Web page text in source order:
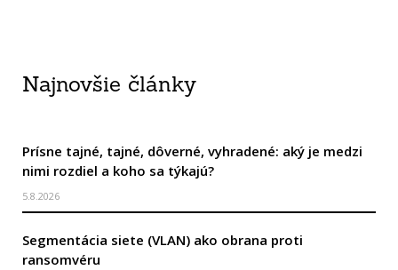
Najnovšie články
Prísne tajné, tajné, dôverné, vyhradené: aký je medzi
nimi rozdiel a koho sa týkajú?
5.8.2026
Segmentácia siete (VLAN) ako obrana proti
ransomvéru